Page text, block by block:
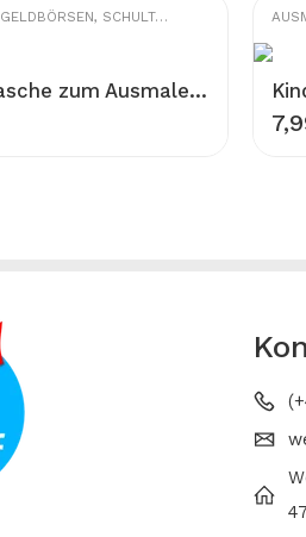
GELDBÖRSEN, SCHULTASCHEN
Kinder Etui Tasche zum Ausmalen 100% Baumwolle Gabardine Waschbar Stifttasche Modell Auto Figur 20×13 cm Ausmaltasche zum Bemalen